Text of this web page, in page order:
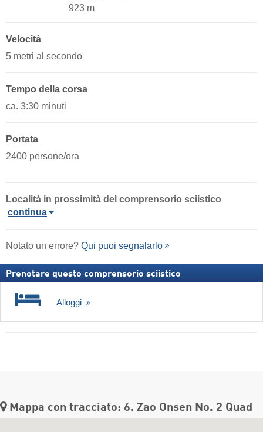
923 m
Velocità
5 metri al secondo
Tempo della corsa
ca. 3:30 minuti
Portata
2400 persone/ora
Località in prossimità del comprensorio sciistico
continua
Notato un errore? Qui puoi segnalarlo
Prenotare questo comprensorio sciistico
Alloggi
Mappa con tracciato: 6. Zao Onsen No. 2 Quad